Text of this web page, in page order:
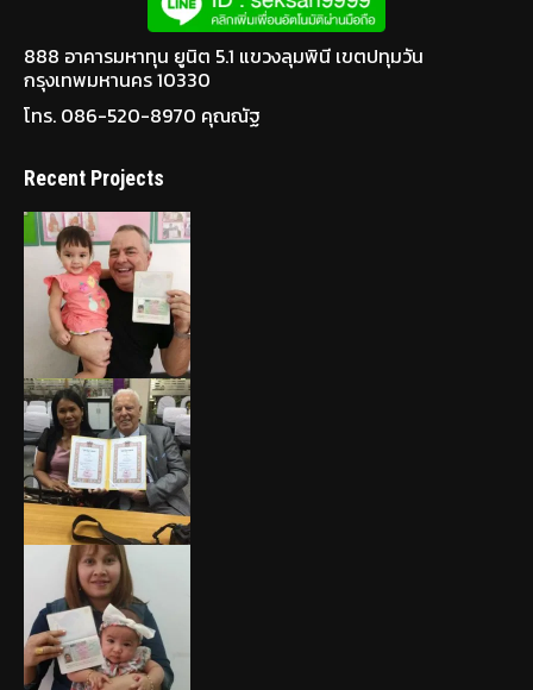
888 อาคารมหาทุน ยูนิต 5.1 แขวงลุมพินี เขตปทุมวัน
กรุงเทพมหานคร 10330
โทร. 086-520-8970 คุณณัฐ
Recent Projects